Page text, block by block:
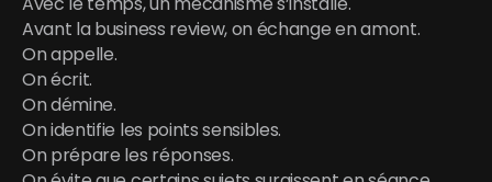
Avant la business review, on échange en amont.
On appelle.
On écrit.
On démine.
On identifie les points sensibles.
On prépare les réponses.